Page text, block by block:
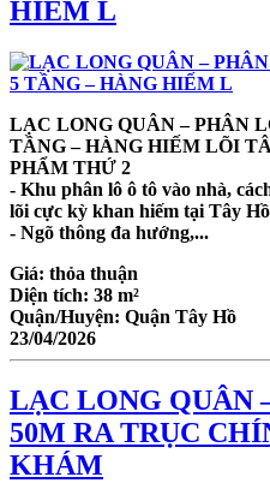
HIẾM L
LẠC LONG QUÂN – PHÂN
TẦNG – HÀNG HIẾM LÕI
PHẨM THỨ 2
- Khu phân lô ô tô vào nhà,
lõi cực kỳ khan hiếm tại Tây
- Ngõ thông đa hướng,...
Giá: thỏa thuận
Diện tích: 38 m²
Quận/Huyện: Quận Tây Hồ
23/04/2026
LẠC LONG QUÂN
50M RA TRỤC
KHÁM